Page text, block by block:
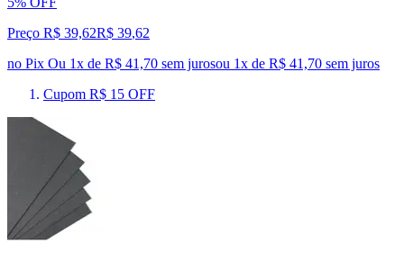
Preço R$ 39,62R$ 39,62
no Pix Ou 1x de R$ 41,70 sem jurosou 1x de R$ 41,70 sem juros
Cupom R$ 15 OFF